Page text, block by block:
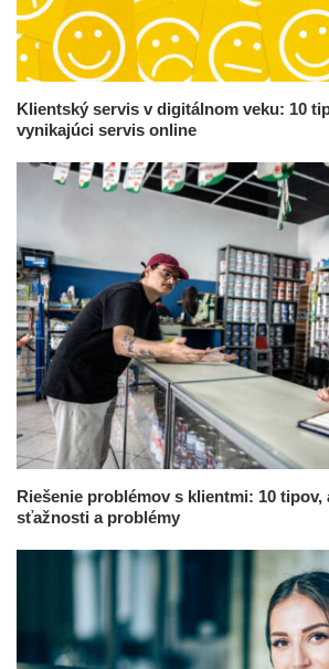
Klientský servis v digitálnom veku: 10
vynikajúci servis online
Riešenie problémov s klientmi: 10
sťažnosti a problémy